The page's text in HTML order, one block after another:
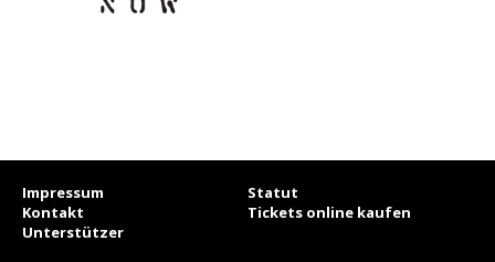
Impressum
Statut
Kontakt
Tickets online kaufen
Unterstützer